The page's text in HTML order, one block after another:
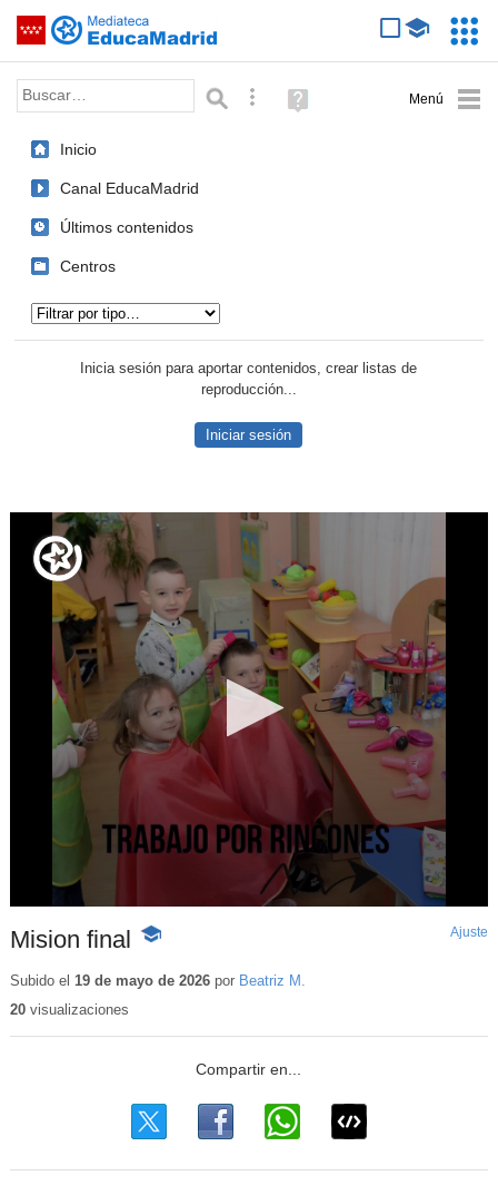
Saltar navegación
Palabra o frase: Búsqueda avanzada
Ayuda
(en
Inicio
Canal EducaMadrid
Últimos contenidos
Centros
Inicia sesión para aportar contenidos, crear listas de
reproducción...
Iniciar sesión
Mision final
-
educativo
Ajuste
Subido el 19 de mayo de 2026por Beatriz M.
20visualizaciones